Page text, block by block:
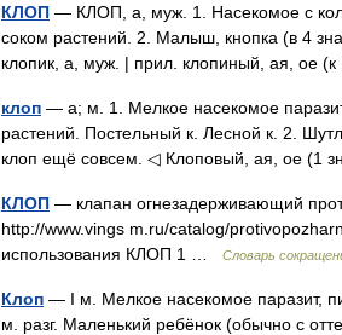
КЛОП — КЛОП, а, муж. 1. Насекомое с
соком растений. 2. Малыш, кнопка (в 4
клопик, а, муж. | прил. клопиный, ая, ое
клоп — а; м. 1. Мелкое насекомое
растений. Постельный к. Лесной к. 2.
клоп ещё совсем. ◁ Клоповый, ая, ое (1
КЛОП — клапан огнезадерживающий
http://www.vings m.ru/catalog/
использования КЛОП 1 …
Словарь
Клоп — I м. Мелкое насекомое паразит,
м. разг. Маленький ребёнок (обычно с